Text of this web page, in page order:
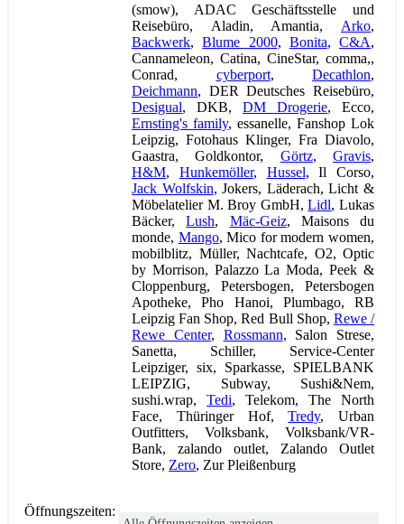
(smow), ADAC Geschäftsstelle und
Reisebüro, Aladin, Amantia, Arko,
Backwerk,Blume 2000, Bonita, C&A,
Cannameleon, Catina, CineStar, comma,,
Conrad, cyberport, Decathlon,
Deichmann, DER Deutsches Reisebüro,
Desigual, DKB, DM Drogerie, Ecco,
Ernsting's family, essanelle, Fanshop Lok
Leipzig, Fotohaus Klinger, Fra Diavolo,
Gaastra, Goldkontor, Görtz,Gravis,
H&M, Hunkemöller, Hussel, Il Corso,
Jack Wolfskin, Jokers, Läderach, Licht &
Möbelatelier M. Broy GmbH,Lidl, Lukas
Bäcker,Lush, Mäc-Geiz, Maisons du
monde, Mango, Mico for modern women,
mobilblitz, Müller, Nachtcafe, O2, Optic
by Morrison, Palazzo La Moda, Peek &
Cloppenburg, Petersbogen, Petersbogen
Apotheke, Pho Hanoi, Plumbago, RB
Leipzig Fan Shop, Red Bull Shop, Rewe /
Rewe Center, Rossmann, Salon Strese,
Sanetta, Schiller, Service-Center
Leipziger, six, Sparkasse, SPIELBANK
LEIPZIG, Subway, Sushi&Nem,
sushi.wrap, Tedi, Telekom, The North
Face, Thüringer Hof,Tredy, Urban
Outfitters, Volksbank, Volksbank/VR-
Bank, zalando outlet, Zalando Outlet
Store, Zero, Zur Pleißenburg
Öffnungszeiten: